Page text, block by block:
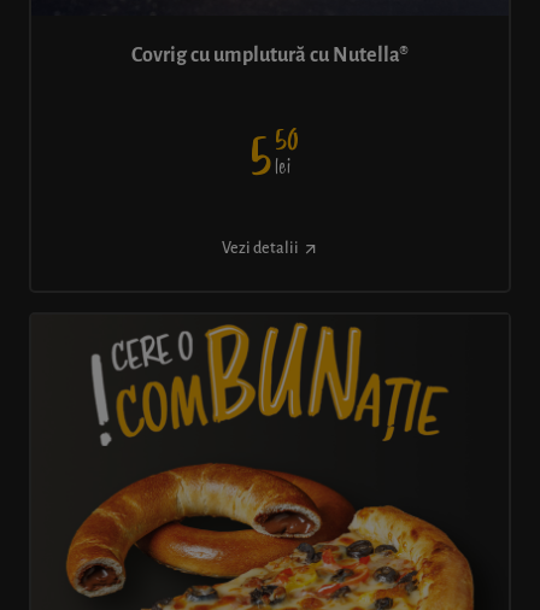
Covrig cu umplutură cu Nutella®
550
lei
Vezi detalii